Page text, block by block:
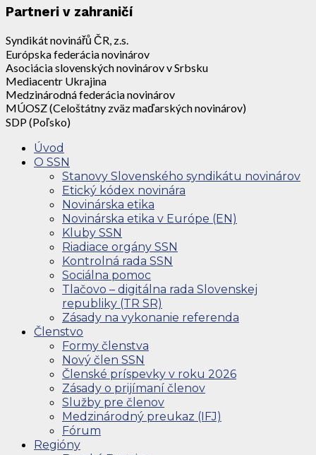
Partneri v zahraničí
Syndikát novinářů ČR, z.s.
Európska federácia novinárov
Asociácia slovenských novinárov v Srbsku
Mediacentr Ukrajina
Medzinárodná federácia novinárov
MÚOSZ (Celoštátny zväz maďarských novinárov)
SDP (Poľsko)
Úvod
O SSN
Stanovy Slovenského syndikátu novinárov
Etický kódex novinára
Novinárska etika
Novinárska etika v Európe (EN)
Kluby SSN
Riadiace orgány SSN
Kontrolná rada SSN
Sociálna pomoc
Tlačovo – digitálna rada Slovenskej
republiky (TR SR)
Zásady na vykonanie referenda
Členstvo
Formy členstva
Nový člen SSN
Členské príspevky v roku 2026
Zásady o prijímaní členov
Služby pre členov
Medzinárodný preukaz (IFJ)
Fórum
Regióny